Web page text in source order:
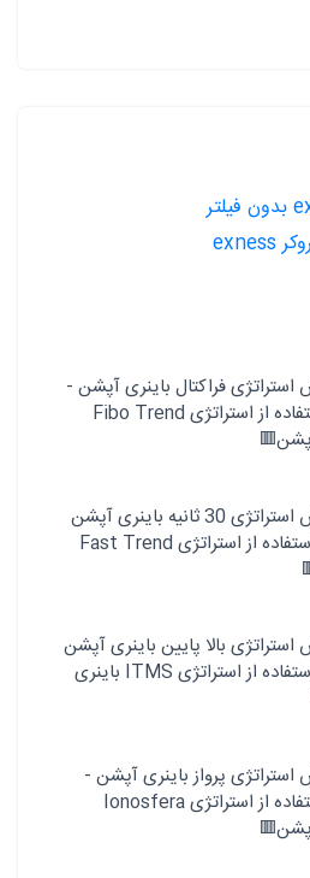
فراکتال باینری آپشن -
نحوه استفاده از استراتژی Fibo Trend
🟥آموزش استراتژی 30 ثانیه باینری آپشن
- نحوه استفاده از استراتژی Fast Trend
بالا پایین باینری آپشن
- نحوه استفاده از استراتژی ITMS باینری
پرواز باینری آپشن -
نحوه استفاده از استراتژی Ionosfera